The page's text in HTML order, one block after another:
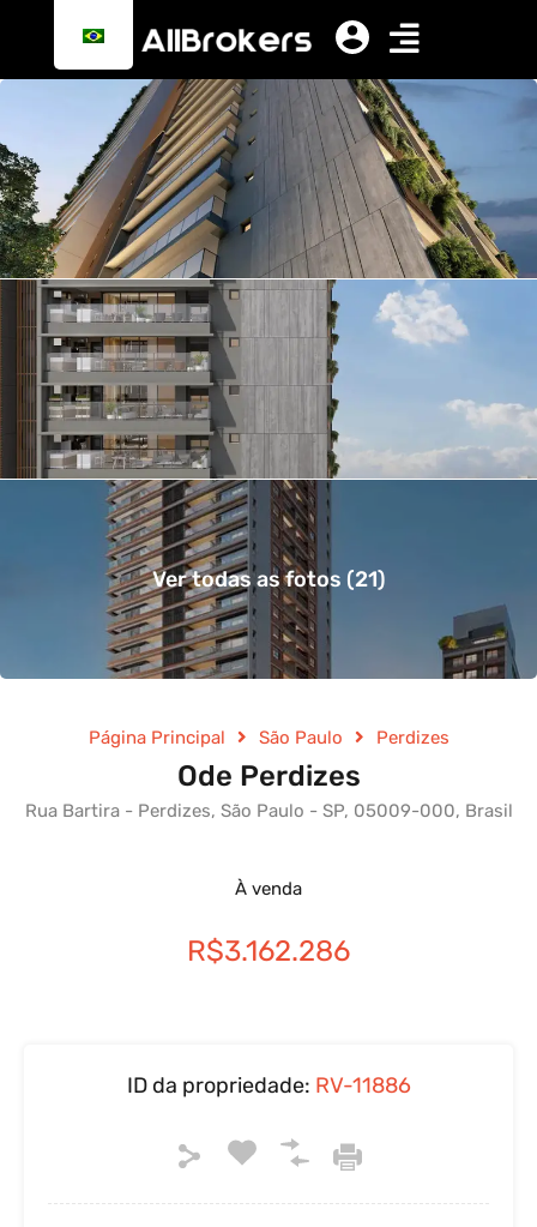
Ver todas as fotos (21)
Página Principal São Paulo Perdizes
Ode Perdizes
Rua Bartira - Perdizes, São Paulo - SP, 05009-000, Brasil
À venda
R$3.162.286
ID da propriedade: RV-11886